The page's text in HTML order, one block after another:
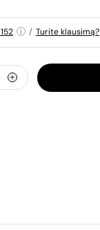
/ Turite klausimą?